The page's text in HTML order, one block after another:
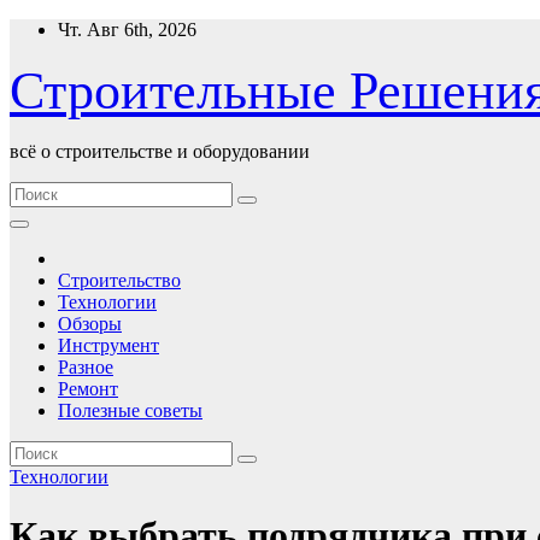
Перейти
содержимому
Чт. Авг 6th, 2026
Строительные
всё о строительстве и оборудовании
Строительство
Технологии
Обзоры
Инструмент
Разное
Ремонт
Полезные советы
Технологии